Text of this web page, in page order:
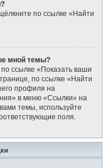
по ссылке «Найти
мной темы?
ссылке «Показать ваши
по ссылке «Найти
профиля на
в меню «Ссылки» на
темы, используйте
поля.